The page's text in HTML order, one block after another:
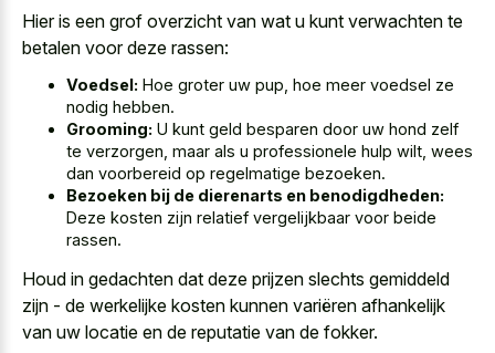
Hier is een grof overzicht van wat u kunt verwachten te
betalen voor deze rassen:
Voedsel: Hoe groter uw pup, hoe meer voedsel ze
nodig hebben.
Grooming: U kunt geld besparen door uw hond zelf
te verzorgen, maar als u professionele hulp wilt, wees
dan voorbereid op regelmatige bezoeken.
Bezoeken bij de dierenarts en benodigdheden:
Deze kosten zijn relatief vergelijkbaar voor beide
rassen.
Houd in gedachten dat deze prijzen slechts gemiddeld
zijn - de werkelijke kosten kunnen variëren afhankelijk
van uw locatie en de reputatie van de fokker.